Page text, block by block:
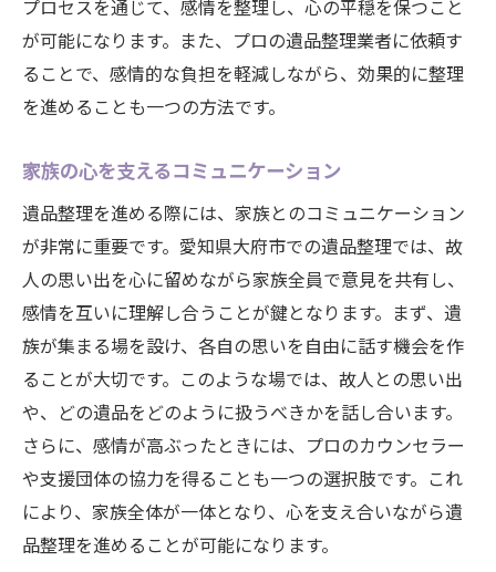
プロセスを通じて、感情を整理し、心の平穏を保つこと
が可能になります。また、プロの遺品整理業者に依頼す
ることで、感情的な負担を軽減しながら、効果的に整理
を進めることも一つの方法です。
家族の心を支えるコミュニケーション
遺品整理を進める際には、家族とのコミュニケーション
が非常に重要です。愛知県大府市での遺品整理では、故
人の思い出を心に留めながら家族全員で意見を共有し、
感情を互いに理解し合うことが鍵となります。まず、遺
族が集まる場を設け、各自の思いを自由に話す機会を作
ることが大切です。このような場では、故人との思い出
や、どの遺品をどのように扱うべきかを話し合います。
さらに、感情が高ぶったときには、プロのカウンセラー
や支援団体の協力を得ることも一つの選択肢です。これ
により、家族全体が一体となり、心を支え合いながら遺
品整理を進めることが可能になります。